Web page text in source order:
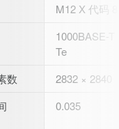
M12 X 代码
1000BASE-
Te
数
2832 × 2840
0.035